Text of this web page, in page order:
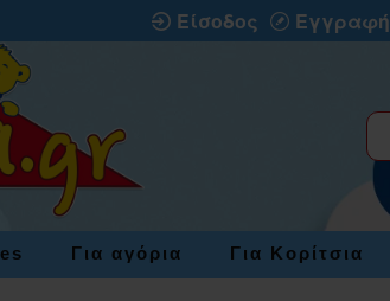
Είσοδος Εγγραφή
Για αγόρια Για Κορίτσια